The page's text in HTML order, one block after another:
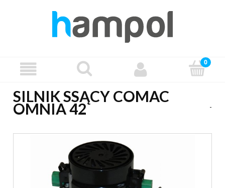
SILNIK SSĄCY COMAC
OMNIA 42 -